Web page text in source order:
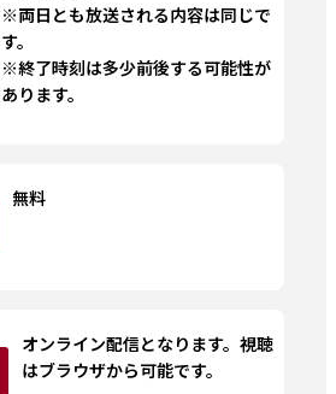
※両日とも放送される内容は同じで
す。
※終了時刻は多少前後する可能性が
あります。
無料
オンライン配信となります。視聴
はブラウザから可能です。